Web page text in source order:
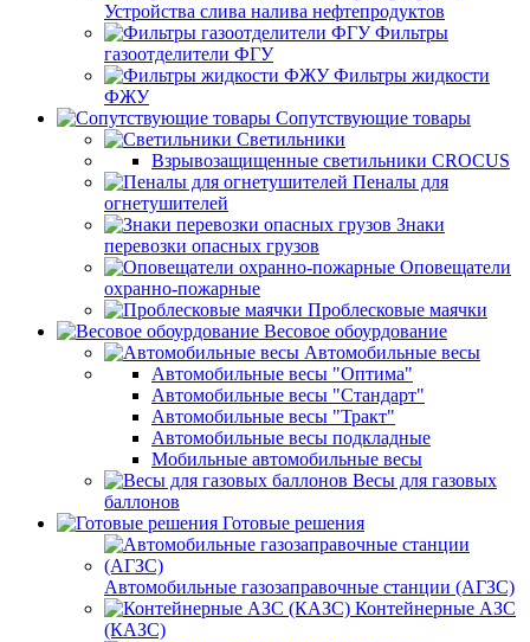
Устройства слива налива нефтепродуктов
Фильтры
газоотделители ФГУ
Фильтры жидкости
ФЖУ
Сопутствующие товары
Светильники
Взрывозащищенные светильники CROCUS
Пеналы для
огнетушителей
Знаки
перевозки опасных грузов
Оповещатели
охранно-пожарные
Проблесковые маячки
Весовое обоурдование
Автомобильные весы
Автомобильные весы "Оптима"
Автомобильные весы "Стандарт"
Автомобильные весы "Тракт"
Автомобильные весы подкладные
Мобильные автомобильные весы
Весы для газовых
баллонов
Готовые решения
Автомобильные газозаправочные станции (АГЗС)
Контейнерные АЗС
(КАЗС)